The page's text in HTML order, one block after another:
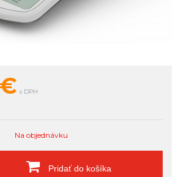
€ s DPH
Na objednávku
Pridať do košíka